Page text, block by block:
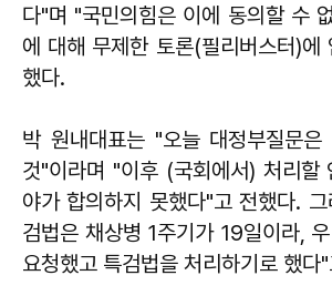
다"며 "국민의힘은 이에 동의할 수
에 대해 무제한 토론(필리버스터)에
했다.
박 원내대표는 "오늘 대정부질문은
것"이라며 "이후 (국회에서) 처리할
야가 합의하지 못했다"고 전했다.
검법은 채상병 1주기가 19일이라,
요청했고 특검법을 처리하기로 했다